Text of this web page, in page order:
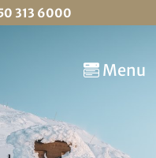
313 6000
Menu